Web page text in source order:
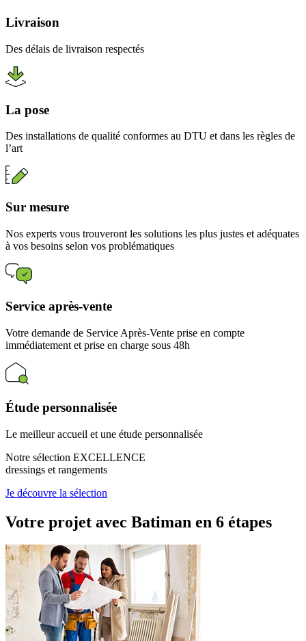
Livraison
Des délais de livraison respectés
La pose
Des installations de qualité conformes au DTU et dans les règles de
l’art
Sur mesure
Nos experts vous trouveront les solutions les plus justes et adéquates
à vos besoins selon vos problématiques
Service après-vente
Votre demande de Service Après-Vente prise en compte
immédiatement et prise en charge sous 48h
Étude personnalisée
Le meilleur accueil et une étude personnalisée
Notre sélection EXCELLENCE
dressings et rangements
Je découvre la sélection
Votre projet avec Batiman en 6 étapes